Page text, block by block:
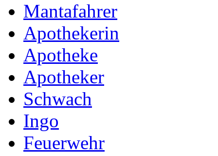
Mantafahrer
Apothekerin
Apotheke
Apotheker
Schwach
Ingo
Feuerwehr